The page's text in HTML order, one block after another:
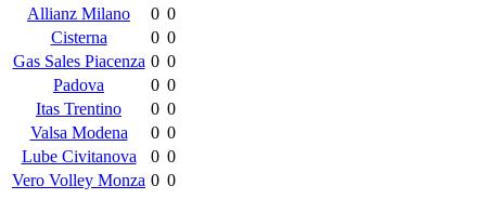
Allianz Milano 0 0
Cisterna
0 0
Gas Sales Piacenza 0 0
Padova
0 0
Itas Trentino
0 0
Valsa Modena
0 0
Lube Civitanova
0 0
Vero Volley Monza 0 0